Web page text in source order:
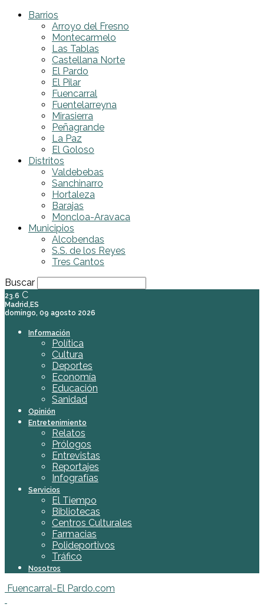
Barrios
Arroyo del Fresno
Montecarmelo
Las Tablas
Castellana Norte
El Pardo
El Pilar
Fuencarral
Fuentelarreyna
Mirasierra
Peñagrande
La Paz
El Goloso
Distritos
Valdebebas
Sanchinarro
Hortaleza
Barajas
Moncloa-Aravaca
Municipios
Alcobendas
S.S. de los Reyes
Tres Cantos
Buscar
23.6 C
Madrid,ES
domingo, 09 agosto 2026
Información
Política
Cultura
Deportes
Economía
Educación
Sanidad
Opinión
Entretenimiento
Relatos
Prólogos
Entrevistas
Reportajes
Infografías
Servicios
El Tiempo
Bibliotecas
Centros Culturales
Farmacias
Polideportivos
Tráfico
Nosotros
Fuencarral-El Pardo.com